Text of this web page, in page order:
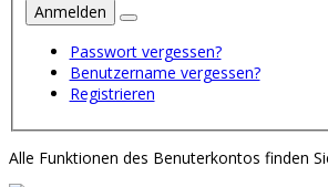
Anmelden
Passwort vergessen?
Benutzername vergessen?
Registrieren
Alle Funktionen des Benuterkontos finden